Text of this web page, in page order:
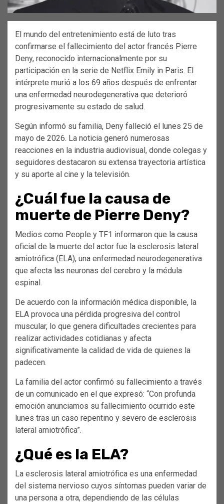
El mundo del entretenimiento está de luto tras
confirmarse el fallecimiento del actor francés Pierre
Deny, reconocido internacionalmente por su
participación en la serie de Netflix Emily in Paris. El
intérprete murió a los 69 años después de enfrentar
una enfermedad neurodegenerativa que deterioró
progresivamente su estado de salud.
Según informó su familia, Deny falleció el lunes 25 de
mayo de 2026. La noticia generó numerosas
reacciones en la industria audiovisual, donde colegas y
seguidores destacaron su extensa trayectoria artística
y su aporte al cine y la televisión.
¿Cuál fue la causa de
muerte de Pierre Deny?
Medios como People y TF1 informaron que la causa
oficial de la muerte del actor fue la esclerosis lateral
amiotrófica (ELA), una enfermedad neurodegenerativa
que afecta las neuronas del cerebro y la médula
espinal.
De acuerdo con la información médica disponible, la
ELA provoca una pérdida progresiva del control
muscular, lo que genera dificultades crecientes para
realizar actividades cotidianas y afecta
significativamente la calidad de vida de quienes la
padecen.
La familia del actor confirmó su fallecimiento a través
de un comunicado en el que expresó: “Con profunda
emoción anunciamos su fallecimiento ocurrido este
lunes tras un caso repentino y severo de esclerosis
lateral amiotrófica”.
¿Qué es la ELA?
La esclerosis lateral amiotrófica es una enfermedad
del sistema nervioso cuyos síntomas pueden variar de
una persona a otra, dependiendo de las células